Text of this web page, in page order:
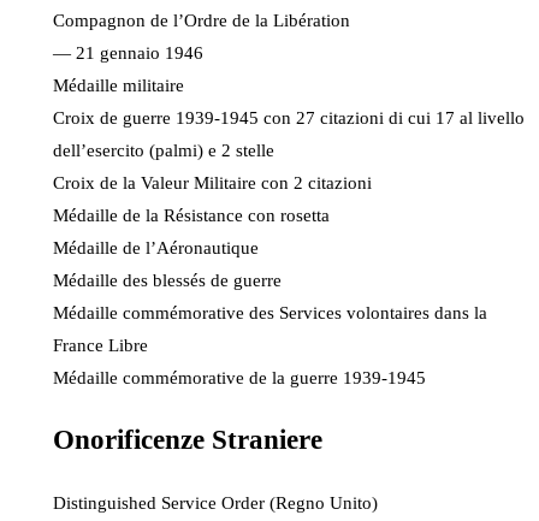
Compagnon de l’Ordre de la Libération
— 21 gennaio 1946
Médaille militaire
Croix de guerre 1939-1945 con 27 citazioni di cui 17 al livello
dell’esercito (palmi) e 2 stelle
Croix de la Valeur Militaire con 2 citazioni
Médaille de la Résistance con rosetta
Médaille de l’Aéronautique
Médaille des blessés de guerre
Médaille commémorative des Services volontaires dans la
France Libre
Médaille commémorative de la guerre 1939-1945
Onorificenze Straniere
Distinguished Service Order (Regno Unito)